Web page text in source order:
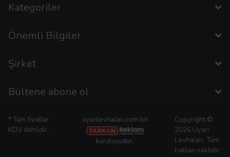
Kategoriler
Önemli Bilgiler
Şirket
Bültene abone ol
* Tüm fiyatlar
KDV dahildir.
uyarilevhalari.com bir
kuruluşudur.
Copyright ©
2026 Uyarı
Levhaları. Tüm
hakları saklıdır.